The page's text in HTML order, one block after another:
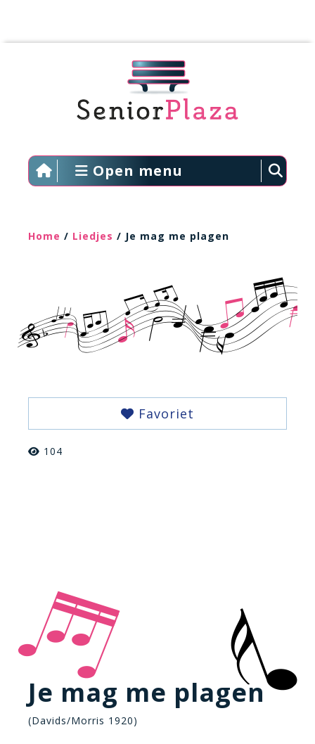
Open menu
Home / Liedjes / Je mag me plagen
Favoriet
104
Je mag me plagen
(Davids/Morris 1920)